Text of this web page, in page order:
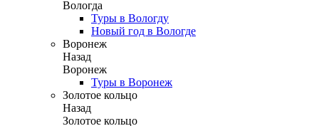
Вологда
Туры в Вологду
Новый год в Вологде
Воронеж
Назад
Воронеж
Туры в Воронеж
Золотое кольцо
Назад
Золотое кольцо